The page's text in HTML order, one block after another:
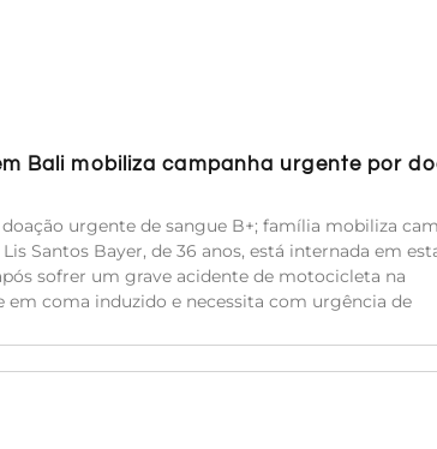
Bali mobiliza campanha urgente por
urgente de sangue B+; família mobiliza
Santos Bayer, de 36 anos, está internada em
sofrer um grave acidente de motocicleta na
em coma induzido e necessita com urgência de